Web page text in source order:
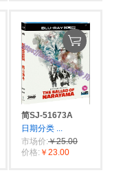
简SJ-51673A
日期分类 ...
市场价:￥25.00
价格: ￥23.00